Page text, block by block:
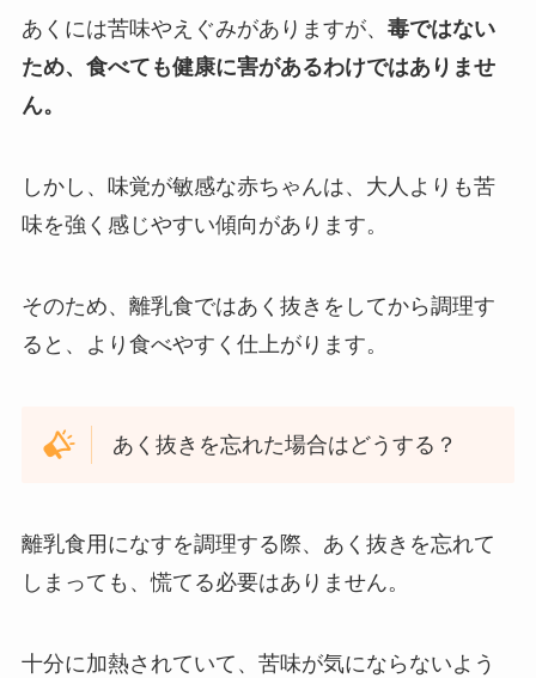
あくには苦味やえぐみがありますが、 毒ではない
ため、食べても健康に害があるわけではありませ
ん。
しかし、味覚が敏感な赤ちゃんは、大人よりも苦
味を強く感じやすい傾向があります。
そのため、離乳食ではあく抜きをしてから調理す
ると、より食べやすく仕上がります。
あく抜きを忘れた場合はどうする？
離乳食用になすを調理する際、あく抜きを忘れて
しまっても、慌てる必要はありません。
十分に加熱されていて、苦味が気にならないよう